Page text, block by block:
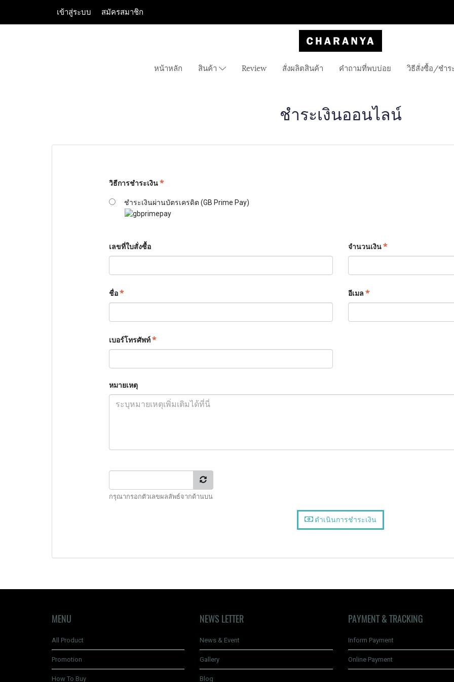
เข้าสู่ระบบ สมัครสมาชิก
หน้าหลัก สินค้า Review สั่งผลิตสินค้า คำถามที่พบบ่อย วิธีสั่งซื้อ/ชำร
ชำระเงินออนไลน์
วิธีการชำระเงิน*
ชำระเงินผ่านบัตรเครดิต (GB Prime Pay)
เลขที่ใบสั่งซื้อ จำนวนเงิน*
ชื่อ* อีเมล *
เบอร์โทรศัพท์*
หมายเหตุ
กรุณากรอกตัวเลขผลลัพธ์จากด้านบน
ดำเนินการชำระเงิน
MENU
All Product
Promotion
How To Buy
NEWS LETTER
News & Event
Gallery
Blog
PAYMENT & TRACKING
Inform Payment
Online Payment